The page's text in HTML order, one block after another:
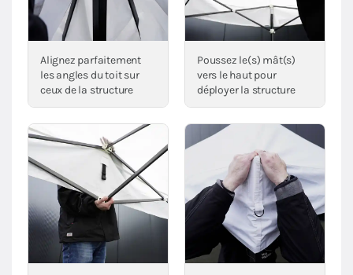
Alignez parfaitement
les angles du toit sur
ceux de la structure
Poussez le(s) mât(s)
vers le haut pour
déployer la structure